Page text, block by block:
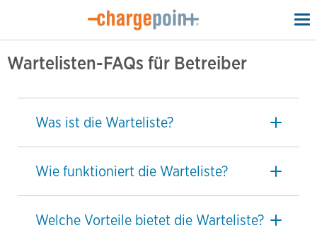
Wartelisten-FAQs für Betreiber
Was ist die Warteliste?
Wie funktioniert die Warteliste?
Welche Vorteile bietet die Warteliste?